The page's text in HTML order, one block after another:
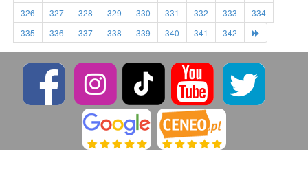
326
327 328 329 330 331 332 333
334
335
336 337 338 339 340 341 342